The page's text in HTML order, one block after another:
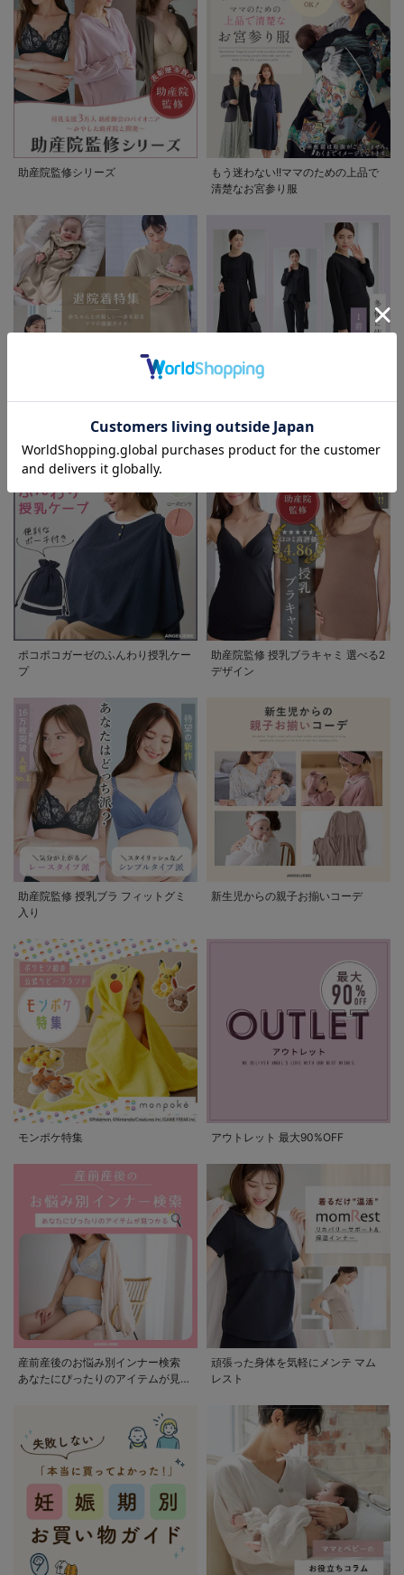
お気に入り商品を確認する
助産院監修シリーズ
もう迷わない!!ママのための上品で
清楚なお宮参り服
歩を彩るママの服装ガイド
報にも慌てない。実用Q&Aガイド
ポコポコガーゼのふんわり授乳ケー
プ
助産院監修 授乳ブラキャミ 選べる2
デザイン
助産院監修 授乳ブラ フィットグミ
入り
新生児からの親子お揃いコーデ
モンポケ特集 アウトレット 最大90%OFF
産前産後のお悩み別インナー検索
あなたにぴったりのアイテムが見つ
頑張った身体を気軽にメンテ マム
レスト